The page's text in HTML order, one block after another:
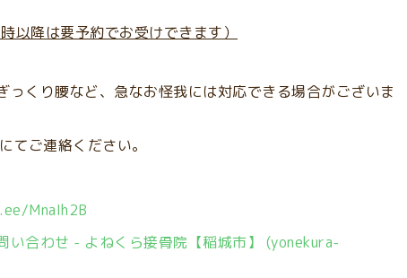
時以降は要予約でお受けできます）
くり腰など、急なお怪我には対応できる場合がございま
てご連絡ください。
MnaIh2B
い合わせ - よねくら接骨院【稲城市】 (yonekura-